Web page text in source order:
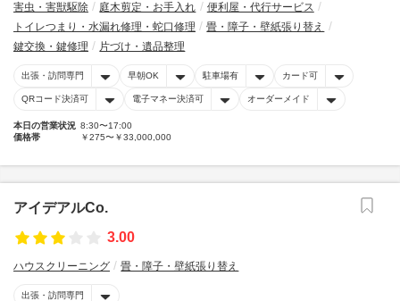
害虫・害獣駆除
庭木剪定・お手入れ
便利屋・代行サービス
トイレつまり・水漏れ修理・蛇口修理
畳・障子・壁紙張り替え
鍵交換・鍵修理
片づけ・遺品整理
出張・訪問専門 早朝OK 駐車場有 カード可
QRコード決済可 電子マネー決済可 オーダーメイド
本日の営業状況 8:30〜17:00
価格帯
￥275〜￥33,000,000
アイデアルCo.
3.00
ハウスクリーニング 畳・障子・壁紙張り替え
出張・訪問専門